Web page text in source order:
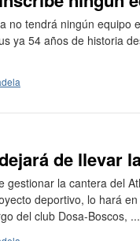
no tendrá ningún
ya 54 años de historia
de llevar
gestionar la cantera del
deportivo, lo hará
del club Dosa-Boscos, ...